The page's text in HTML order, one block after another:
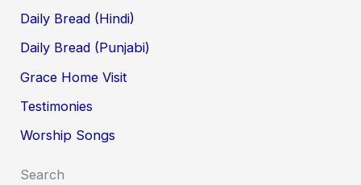
Daily Bread (Hindi)
Daily Bread (Punjabi)
Grace Home Visit
Testimonies
Worship Songs
Search